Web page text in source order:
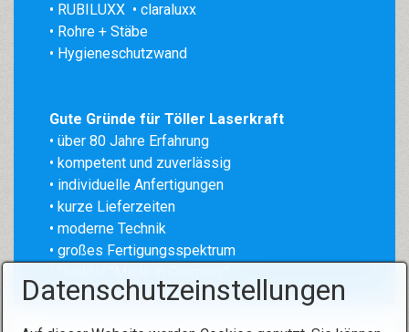
• RUBILUXX • claraluxx
• Rohre + Stäbe
• Hygieneschutzwand
Gute Gründe für Töller Laserkraft
• über 80 Jahre Erfahrung
• kompetent und zuverlässig
• individuelle Anfertigungen
• kurze Lieferzeiten
• moderne Technik
• großes Fertigungsspektrum
Datenschutzeinstellungen